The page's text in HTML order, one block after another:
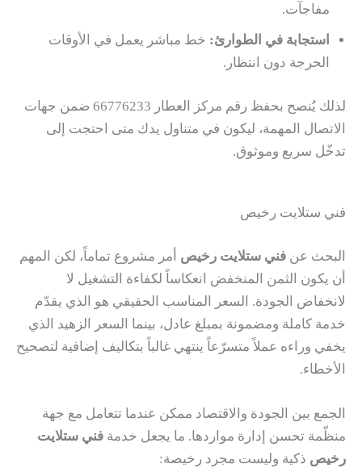
مفاجآت.
استجابة في الطوارئ: خط مباشر يعمل في الأوقات
الحرجة دون انتظار.
لذلك يُنصح بحفظ رقم مركز العطار 66776233 ضمن جهات
الاتصال المهمة، ليكون في متناول يدك متى احتجت إلى
تدخّل سريع وموثوق.
فني ستلايت رخيص
البحث عن فني ستلايت رخيص أمر مشروع تماماً، لكن المهم
أن يكون الثمن المنخفض انعكاساً لكفاءة التشغيل لا
لانخفاض الجودة. السعر المناسب الحقيقي هو الذي يقدّم
خدمة كاملة ومضمونة بمبلغ عادل، بينما السعر الزهيد الذي
يخفي وراءه عملاً متسرّعاً ينتهي غالباً بتكاليف إضافية لتصحيح
الأخطاء.
الجمع بين الجودة والاقتصاد ممكن عندما تتعامل مع جهة
منظّمة تحسن إدارة مواردها. ما يجعل خدمة فني ستلايت
رخيص ذكية وليست مجرد رخيصة: